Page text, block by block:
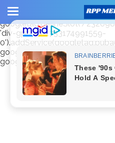
window.googletag =
googletag.defineSlot('/
'div-gpt-ad-1733174991559-
googletag.enableServices(); });